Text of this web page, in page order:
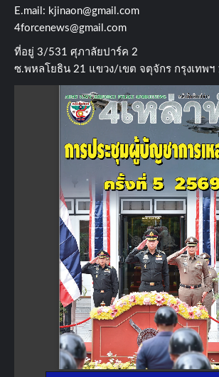
E.mail: kjinaon@gmail.com
4forcenews@gmail.com
ที่อยู่​ 3/531​ ศุภาลัยปาร์ค​ 2
ซ.พหลโยธิน​ 21​ แขวง/เขต​ จตุจักร​ กรุงเทพฯ